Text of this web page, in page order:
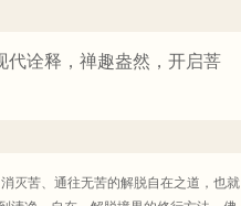
诠释，禅趣盎然，开启菩
灭苦、通往无苦的解脱自在之道，也就